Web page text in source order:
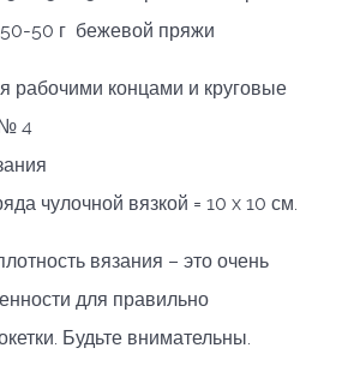
50 г бежевой пряжи
рабочими концами и круговые
4
чулочной вязкой = 10 x 10 см.
вязания – это очень
для правильно
Будьте внимательны.